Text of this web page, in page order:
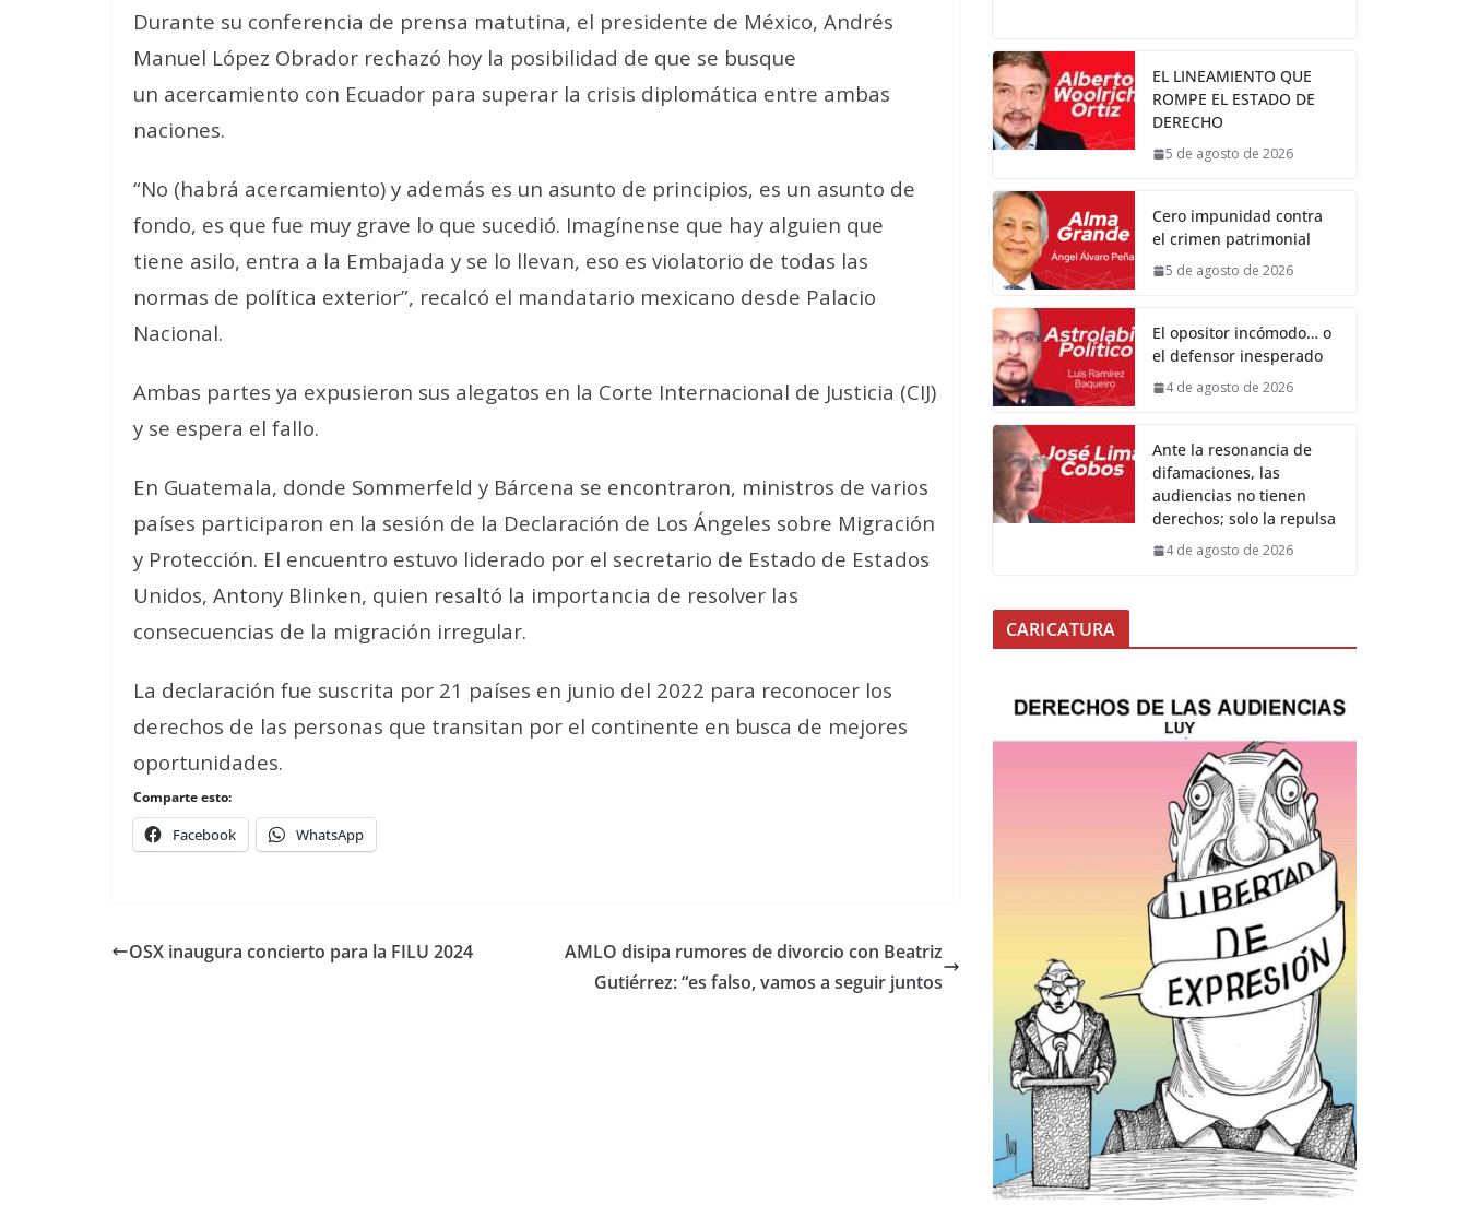
Durante su conferencia de prensa matutina, el presidente de México, Andrés
Manuel López Obrador rechazó hoy la posibilidad de que se busque
un acercamiento con Ecuador para superar la crisis diplomática entre ambas
naciones.
“No (habrá acercamiento) y además es un asunto de principios, es un asunto de
fondo, es que fue muy grave lo que sucedió. Imagínense que hay alguien que
tiene asilo, entra a la Embajada y se lo llevan, eso es violatorio de todas las
normas de política exterior”, recalcó el mandatario mexicano desde Palacio
Nacional.
Ambas partes ya expusieron sus alegatos en la Corte Internacional de Justicia (CIJ)
y se espera el fallo.
En Guatemala, donde Sommerfeld y Bárcena se encontraron, ministros de varios
países participaron en la sesión de la Declaración de Los Ángeles sobre Migración
y Protección. El encuentro estuvo liderado por el secretario de Estado de Estados
Unidos, Antony Blinken, quien resaltó la importancia de resolver las
consecuencias de la migración irregular.
La declaración fue suscrita por 21 países en junio del 2022 para reconocer los
derechos de las personas que transitan por el continente en busca de mejores
oportunidades.
Comparte esto:
Facebook WhatsApp
OSX inaugura concierto para la FILU 2024
AMLO disipa rumores de divorcio con Beatriz
Gutiérrez: “es falso, vamos a seguir juntos
EL LINEAMIENTO QUE
ROMPE EL ESTADO DE
DERECHO
5 de agosto de 2026
Cero impunidad contra
el crimen patrimonial
5 de agosto de 2026
El opositor incómodo… o
el defensor inesperado
4 de agosto de 2026
Ante la resonancia de
difamaciones, las
audiencias no tienen
derechos; solo la repulsa
4 de agosto de 2026
CARICATURA